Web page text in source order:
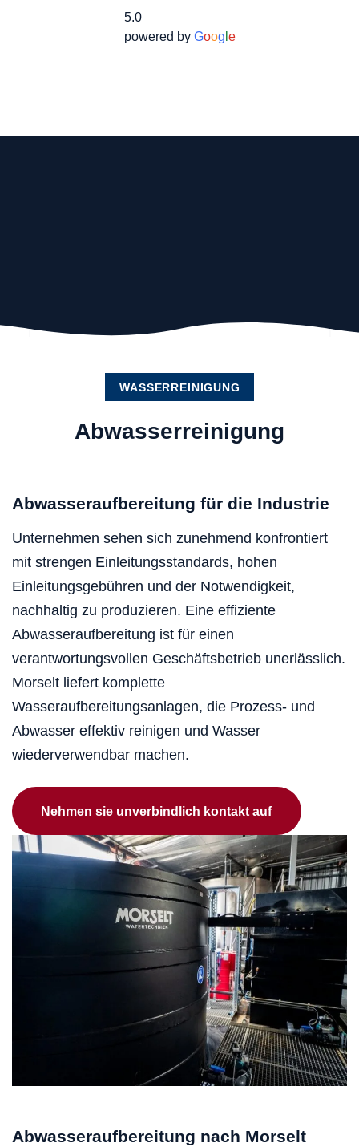
5.0
powered by Goog e
WASSERREINIGUNG
Abwasserreinigung
Abwasseraufbereitung für die Industrie
Unternehmen sehen sich zunehmend konfrontiert
mit strengen Einleitungsstandards, hohen
Einleitungsgebühren und der Notwendigkeit,
nachhaltig zu produzieren. Eine effiziente
Abwasseraufbereitung ist für einen
verantwortungsvollen Geschäftsbetrieb unerlässlich.
Morselt liefert komplette
Wasseraufbereitungsanlagen, die Prozess- und
Abwasser effektiv reinigen und Wasser
wiederverwendbar machen.
Nehmen sie unverbindlich kontakt auf
Abwasseraufbereitung nach Morselt